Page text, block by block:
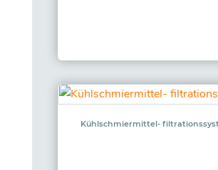
Kühlschmiermittel-